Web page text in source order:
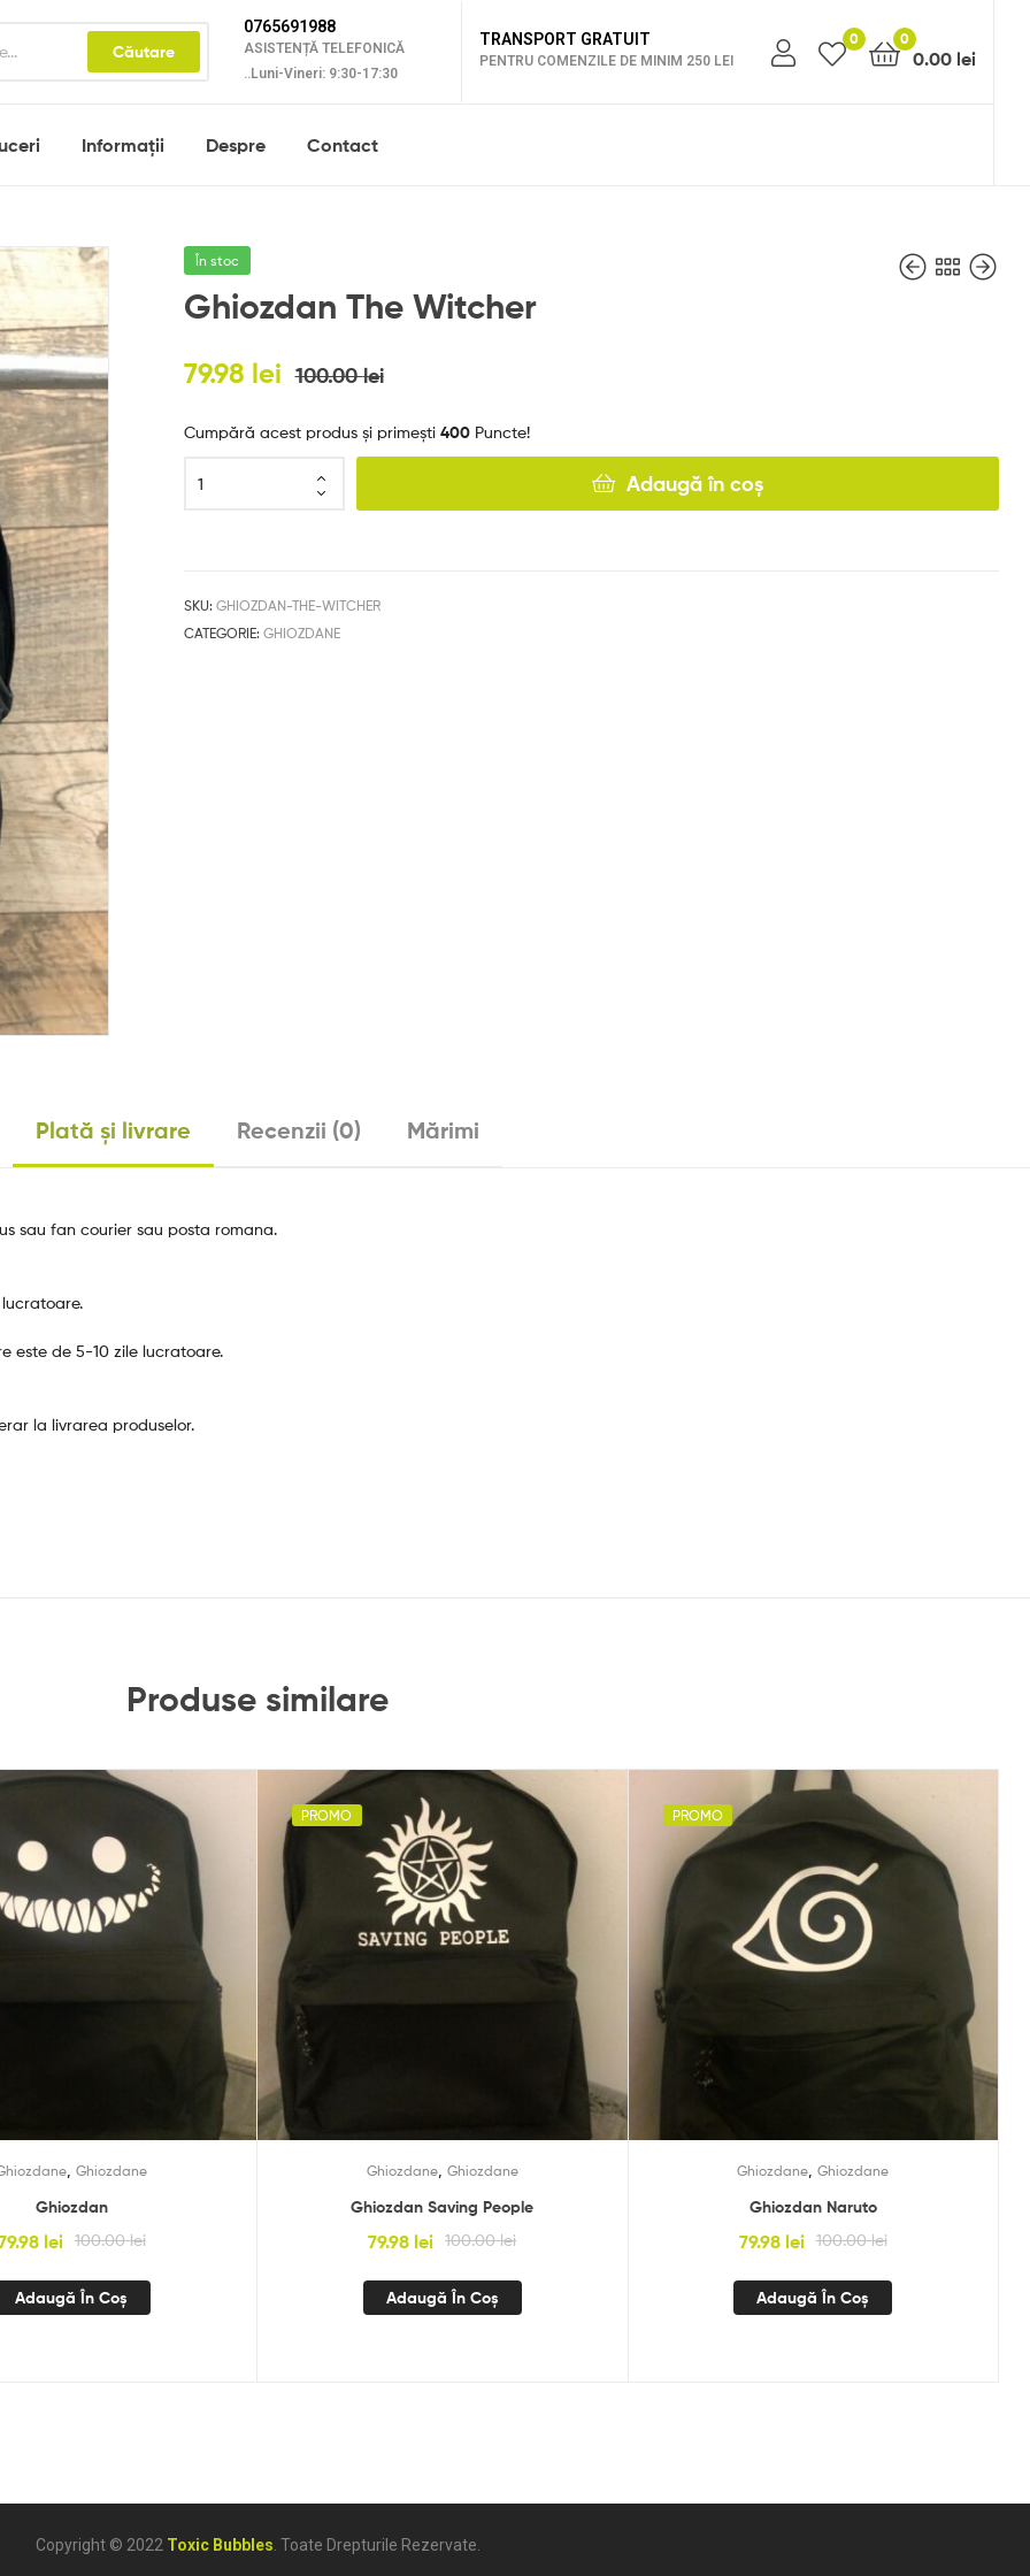
Căutare
0765691988
ASISTENȚĂ TELEFONICĂ
..Luni-Vineri: 9:30-17:30
TRANSPORT GRATUIT
PENTRU COMENZILE DE MINIM 250 LEI
0 0
0.00 lei
Informații Despre Contact
În stoc
Ghiozdan The Witcher
100.00lei
79.98 lei
Cumpără acest produs și primești 400Puncte!
Adaugă în coș
SKU: GHIOZDAN-THE-WITCHER
CATEGORIE: GHIOZDANE
Plată și livrare Recenzii (0) Mărimi
sau fan courier sau posta romana.
este de 5-10 zile lucratoare.
la livrarea produselor.
Produse similare
,Ghiozdane
Ghiozdan
100.00lei
lei
Adaugă În Coș
PROMO
Ghiozdane, Ghiozdane
Ghiozdan Saving People
100.00lei
79.98 lei
Adaugă În Coș
PROMO
Ghiozdane ,Ghiozdane
Ghiozdan Naruto
100.00lei
79.98 lei
Adaugă În Coș
Copyright © 2022 Toxic Bubbles . Toate Drepturile Rezervate.